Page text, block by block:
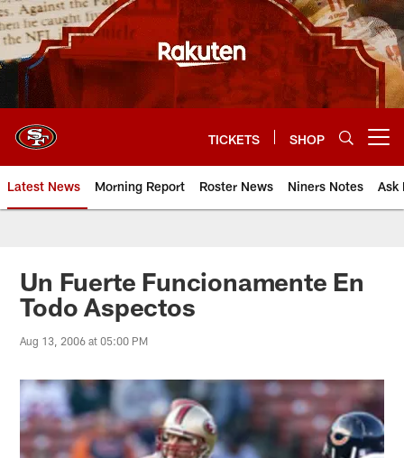
Skip
to
main
content
TICKETS SHOP
Latest News Morning Report Roster News Niners Notes Ask
Un Fuerte Funcionamente En
Todo Aspectos
Aug 13, 2006 at 05:00 PM